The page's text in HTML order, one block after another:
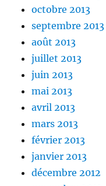
octobre 2013
septembre 2013
août 2013
juillet 2013
juin 2013
mai 2013
avril 2013
mars 2013
février 2013
janvier 2013
décembre 2012